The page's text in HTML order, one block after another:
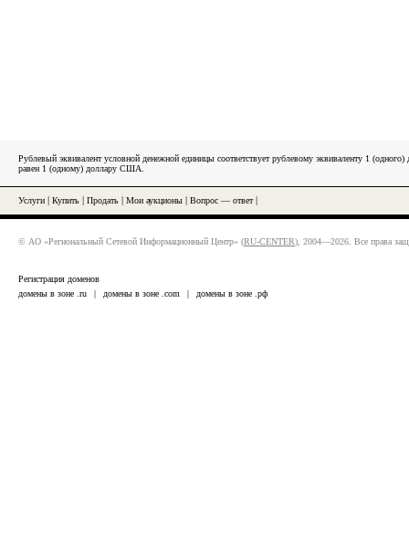
Рублевый эквивалент условной денежной единицы соответствует рублевому эквиваленту 1
равен 1 (одному) доллару США.
Услуги Купить Продать Мои аукционы Вопрос — ответ|
© АО «Региональный Сетевой Информационный Центр» (RU-CENTER), 2004—2026. Все права
Регистрация доменов
домены в зоне .ru
| домены в зоне .com | домены в зоне .рф